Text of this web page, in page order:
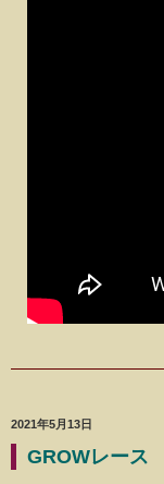
2021年5月13日
GROWレース